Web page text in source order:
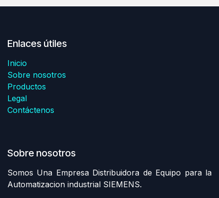
Enlaces útiles
Inicio
Sobre nosotros
Productos
Legal
Contáctenos
Sobre nosotros
Somos Una Empresa Distribuidora de Equipo para la
Automatizacion industrial SIEMENS.